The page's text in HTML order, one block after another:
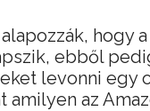
hogy
ebből
levonni egy
amilyen az